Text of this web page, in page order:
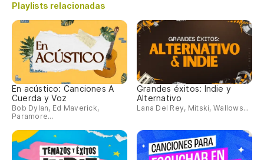
Playlists relacionadas
En acústico: Canciones A
Cuerda y Voz
Bob Dylan, Ed Maverick,
Paramore...
Grandes éxitos: Indie y
Alternativo
Lana Del Rey, Mitski, Wallows...